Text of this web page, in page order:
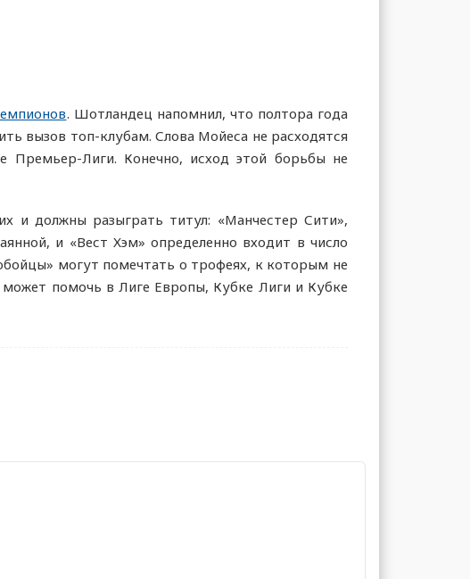
. Шотландец напомнил, что полтора года
вызов топ-клубам. Слова Мойеса не расходятся
Премьер-Лиги. Конечно, исход этой борьбы не
и должны разыграть титул: «Манчестер Сити»,
и «Вест Хэм» определенно входит в число
могут помечтать о трофеях, к которым не
помочь в Лиге Европы, Кубке Лиги и Кубке